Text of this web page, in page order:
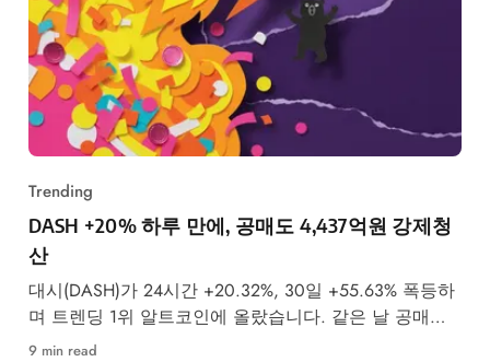
Trending
DASH +20% 하루 만에, 공매도 4,437억원 강제청
산
대시(DASH)가 24시간 +20.32%, 30일 +55.63% 폭등하
며 트렌딩 1위 알트코인에 올랐습니다. 같은 날 공매도
투자자 4,437억원이 강제청산됐습니다.
9 min read